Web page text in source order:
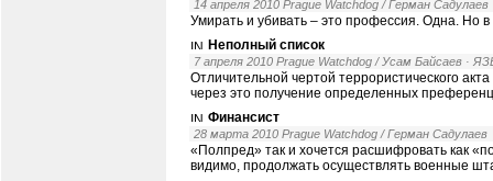
14 апреля 2010 Prague Watchdog / Герман Садулаев
Умирать и убивать – это профессия. Одна. Но
Неполный список
7 апреля 2010 Prague Watchdog / Усам Байсаев ·
Отличительной чертой террористического
через это получение определенных
Финансист
28 марта 2010 Prague Watchdog / Герман Садулаев
«Полпред» так и хочется расшифровать как
видимо, продолжать осуществлять военные